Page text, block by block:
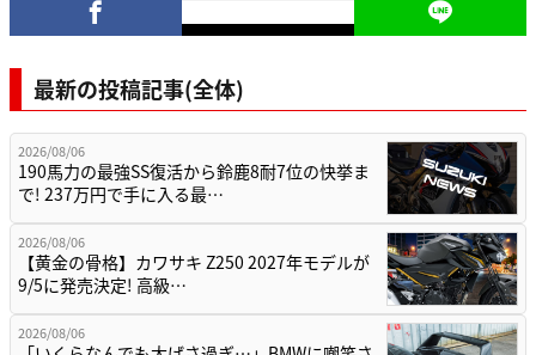
2026/08/06
190馬力の最強SS復活から鈴鹿8耐7位の快挙ま
で! 237万円で手に入る最…
2026/08/06
【黄金の骨格】カワサキ Z250 2027年モデルが
9/5に発売決定! 高級…
2026/08/06
「いくらなんでも大げさ過ぎ…」BMWに嘲笑さ
れた“190 E 2.5-16 …